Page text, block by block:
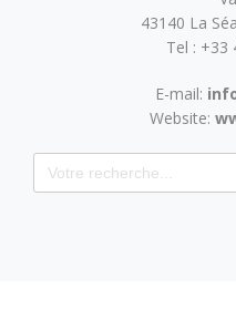
43140 La
Tel : +33
E-mail:
Website: